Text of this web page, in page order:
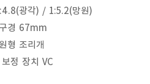
광각) / 1:5.2(망원)
경 67mm
형 조리개
정 장치 VC